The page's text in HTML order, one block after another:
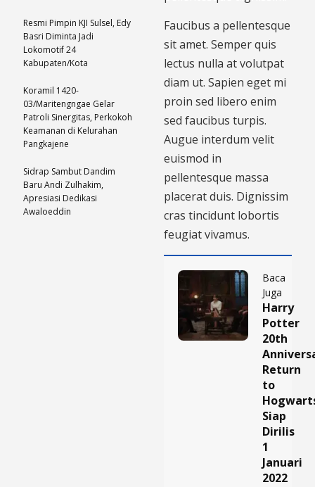
Faucibus a pellentesque
sit amet. Semper quis
lectus nulla at volutpat
diam ut. Sapien eget mi
proin sed libero enim
sed faucibus turpis.
Augue interdum velit
euismod in
pellentesque massa
placerat duis. Dignissim
cras tincidunt lobortis
feugiat vivamus.
Baca
Juga
Harry
Potter
20th
Return
to
Siap
Dirilis
1
Januari
2022
Resmi Pimpin KJI Sulsel, Edy
Basri Diminta Jadi
Lokomotif 24
Kabupaten/Kota
Koramil 1420-
03/Maritengngae Gelar
Patroli Sinergitas, Perkokoh
Keamanan di Kelurahan
Pangkajene
Sidrap Sambut Dandim
Baru Andi Zulhakim,
Apresiasi Dedikasi
Awaloeddin